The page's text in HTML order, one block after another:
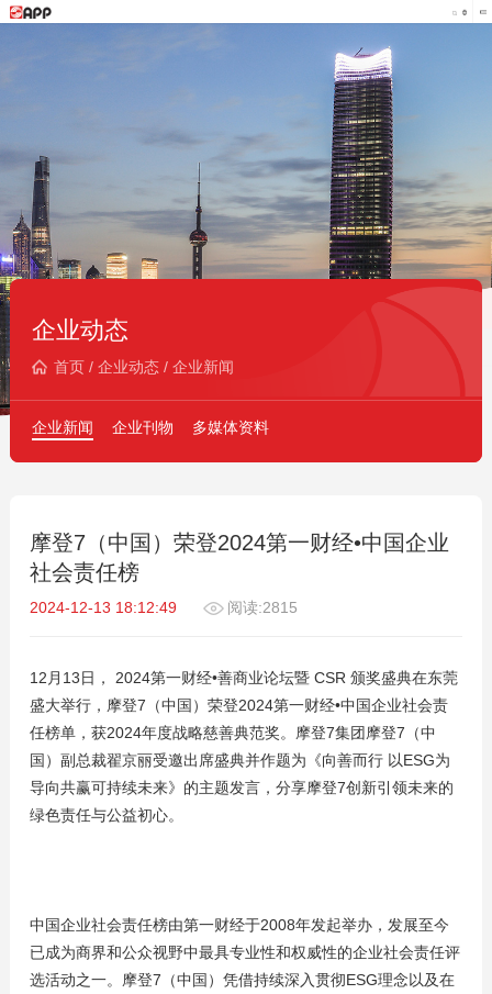
企业动态
首页/ 企业动态/ 企业新闻
企业新闻 企业刊物 多媒体资料
摩登7（中国）荣登2024第一财经•中国企业
社会责任榜
2024-12-13 18:12:49 阅读:2815
12月13日， 2024第一财经•善商业论坛暨 CSR 颁奖盛典在东莞
盛大举行，摩登7（中国）荣登2024第一财经•中国企业社会责
任榜单，获2024年度战略慈善典范奖。摩登7集团摩登7（中
国）副总裁翟京丽受邀出席盛典并作题为《向善而行 以ESG为
导向共赢可持续未来》的主题发言，分享摩登7创新引领未来的
绿色责任与公益初心。
中国企业社会责任榜由第一财经于2008年发起举办，发展至今
已成为商界和公众视野中最具专业性和权威性的企业社会责任评
选活动之一。摩登7（中国）凭借持续深入贯彻ESG理念以及在